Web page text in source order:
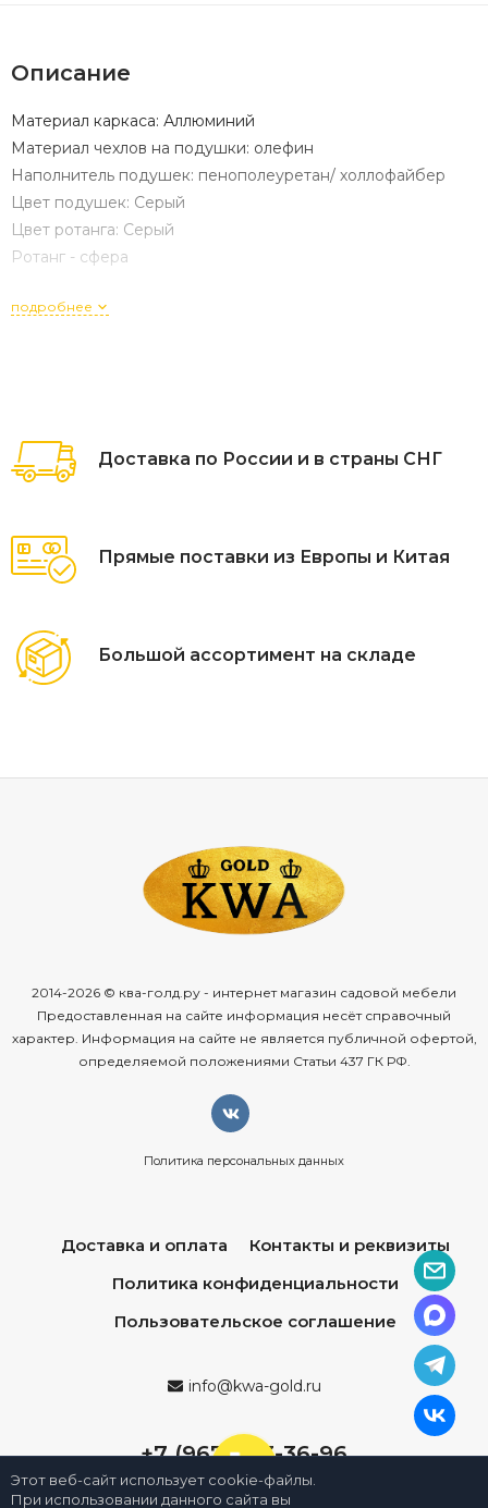
Описание
Материал каркаса: Аллюминий
Материал чехлов на подушки: олефин
Наполнитель подушек: пенополеуретан/ холлофайбер
Цвет подушек: Серый
Цвет ротанга: Серый
Ротанг - сфера
подробнее
Доставка по России и в страны СНГ
Прямые поставки из Европы и Китая
Большой ассортимент на складе
2014-2026 © ква-голд.ру - интернет магазин садовой мебели
Предоставленная на сайте информация несёт справочный
характер. Информация на сайте не является публичной офертой,
определяемой положениями Статьи 437 ГК РФ.
Политика персональных данных
Доставка и оплата
Контакты и реквизиты
Политика конфиденциальности
Пользовательское соглашение
info@kwa-gold.ru
+7 (967) 013-36-96
Этот веб-сайт использует cookie-файлы.
При использовании данного сайта вы